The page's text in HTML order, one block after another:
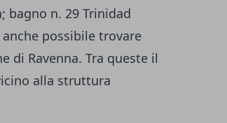
bagno n. 29 Trinidad
anche possibile trovare
di Ravenna. Tra queste il
alla struttura